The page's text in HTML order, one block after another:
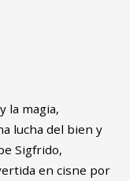
la magia,
lucha del bien y
Sigfrido,
en cisne por